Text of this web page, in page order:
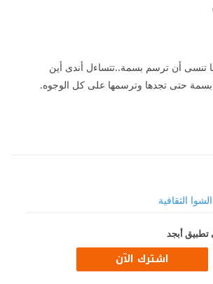
تنسى أن ترسم بسمة..تتساءل أندى أين
حتى تجدها وترسمها على كل الوجوه.
الثقافية
تطبيق أبجد
اشترك الآن